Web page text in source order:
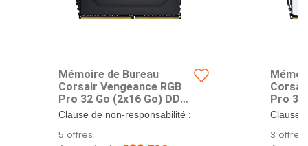
Mémoire de Bureau
Corsair Vengeance RGB
Pro 32 Go (2x16 Go) DDR4
Jusqu'à 3200 MHz C16 -
Clause de non-responsabilité :
un...
5 offres
Pro 32
Clause
un...
3 offres